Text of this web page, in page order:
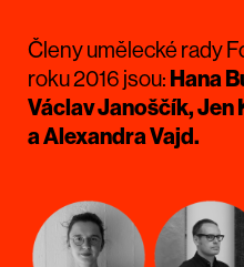
Členy umělecké rady
roku 2016 jsou: Hana
Václav Janoščík,
a Alexandra Vajd.